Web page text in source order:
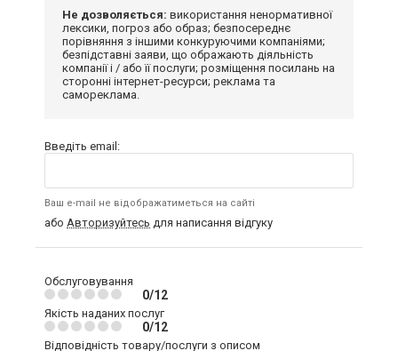
Не дозволяється: використання ненормативної
лексики, погроз або образ; безпосереднє
порівняння з іншими конкуруючими компаніями;
безпідставні заяви, що ображають діяльність
компанії і / або її послуги; розміщення посилань на
сторонні інтернет-ресурси; реклама та
самореклама.
Введіть email:
Ваш e-mail не відображатиметься на сайті
або Авторизуйтесь для написання відгуку
Обслуговування
0/12
Якість наданих послуг
0/12
Відповідність товару/послуги з описом